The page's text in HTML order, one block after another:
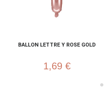
BALLON LETTRE Y ROSE GOLD
1,69 €